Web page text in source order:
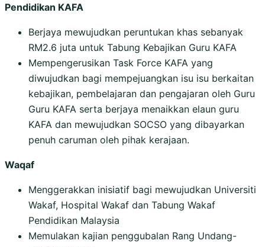
Pendidikan KAFA
Berjaya mewujudkan peruntukan khas sebanyak
RM2.6 juta untuk Tabung Kebajikan Guru KAFA
Mempengerusikan Task Force KAFA yang
diwujudkan bagi mempejuangkan isu isu berkaitan
kebajikan, pembelajaran dan pengajaran oleh Guru
Guru KAFA serta berjaya menaikkan elaun guru
KAFA dan mewujudkan SOCSO yang dibayarkan
penuh caruman oleh pihak kerajaan.
Waqaf
Menggerakkan inisiatif bagi mewujudkan Universiti
Wakaf, Hospital Wakaf dan Tabung Wakaf
Pendidikan Malaysia
Memulakan kajian penggubalan Rang Undang-